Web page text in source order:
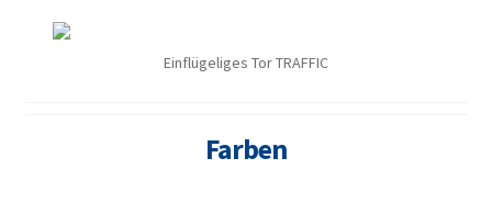
Einflügeliges Tor TRAFFIC
Farben